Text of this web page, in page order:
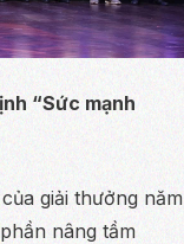
“Sức mạnh
giải thưởng năm
nâng tầm